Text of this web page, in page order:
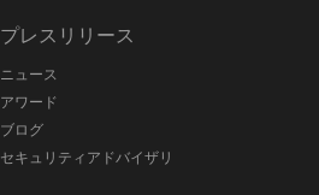
プレスリリース
ニュース
アワード
ブログ
セキュリティアドバイザリ